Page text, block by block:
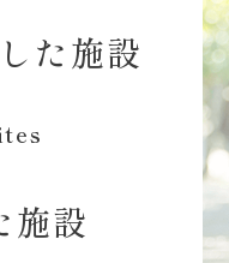
た施設
施設